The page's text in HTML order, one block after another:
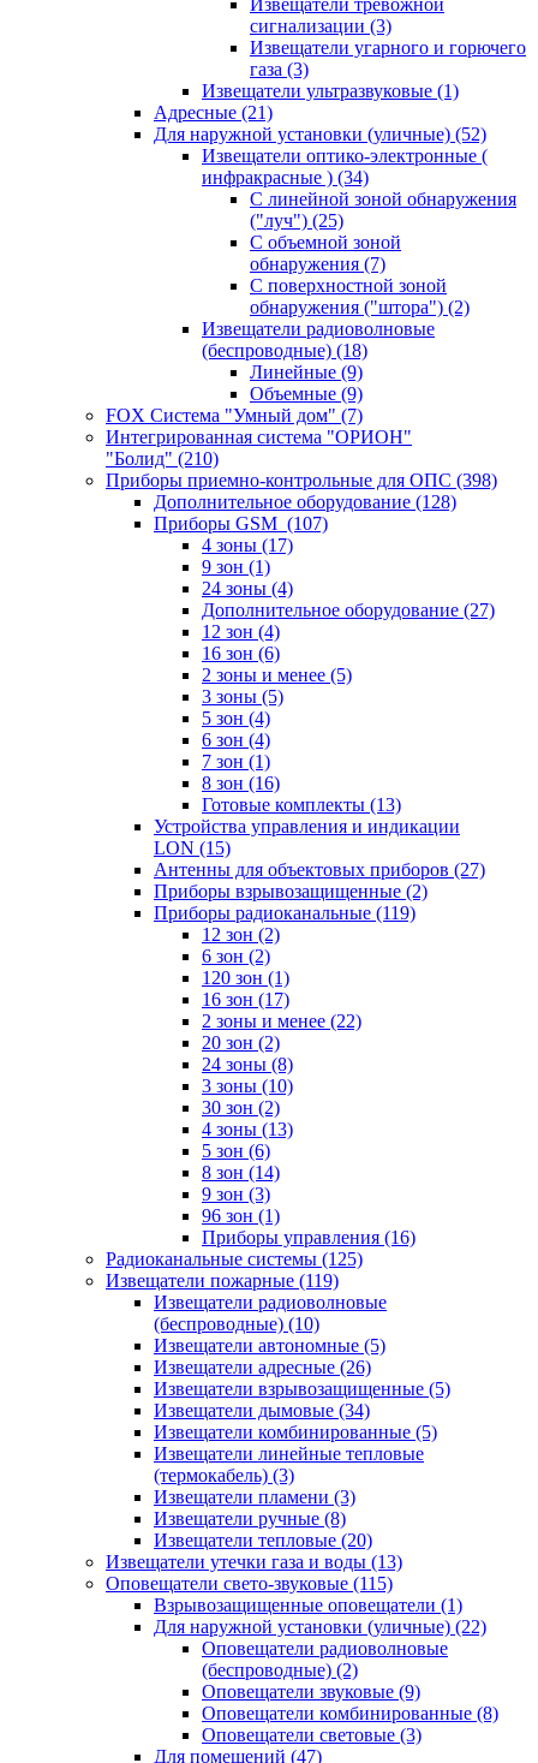
Извещатели тревожной
сигнализации (3)
Извещатели угарного и горючего
газа (3)
Извещатели ультразвуковые (1)
Адресные (21)
Для наружной установки (уличные) (52)
Извещатели оптико-электронные (
инфракрасные ) (34)
С линейной зоной обнаружения
("луч") (25)
С объемной зоной
обнаружения (7)
С поверхностной зоной
обнаружения ("штора") (2)
Извещатели радиоволновые
(беспроводные) (18)
Линейные (9)
Объемные (9)
FOX Система "Умный дом" (7)
Интегрированная система "ОРИОН"
"Болид" (210)
Приборы приемно-контрольные для ОПС (398)
Дополнительное оборудование (128)
Приборы GSM (107)
4 зоны (17)
9 зон (1)
24 зоны (4)
Дополнительное оборудование (27)
12 зон (4)
16 зон (6)
2 зоны и менее (5)
3 зоны (5)
5 зон (4)
6 зон (4)
7 зон (1)
8 зон (16)
Готовые комплекты (13)
Устройства управления и индикации
LON (15)
Антенны для объектовых приборов (27)
Приборы взрывозащищенные (2)
Приборы радиоканальные (119)
12 зон (2)
6 зон (2)
120 зон (1)
16 зон (17)
2 зоны и менее (22)
20 зон (2)
24 зоны (8)
3 зоны (10)
30 зон (2)
4 зоны (13)
5 зон (6)
8 зон (14)
9 зон (3)
96 зон (1)
Приборы управления (16)
Радиоканальные системы (125)
Извещатели пожарные (119)
Извещатели радиоволновые
(беспроводные) (10)
Извещатели автономные (5)
Извещатели адресные (26)
Извещатели взрывозащищенные (5)
Извещатели дымовые (34)
Извещатели комбинированные (5)
Извещатели линейные тепловые
(термокабель) (3)
Извещатели пламени (3)
Извещатели ручные (8)
Извещатели тепловые (20)
Извещатели утечки газа и воды (13)
Оповещатели свето-звуковые (115)
Взрывозащищенные оповещатели (1)
Для наружной установки (уличные) (22)
Оповещатели радиоволновые
(беспроводные) (2)
Оповещатели звуковые (9)
Оповещатели комбинированные (8)
Оповещатели световые (3)
Для помещений (47)